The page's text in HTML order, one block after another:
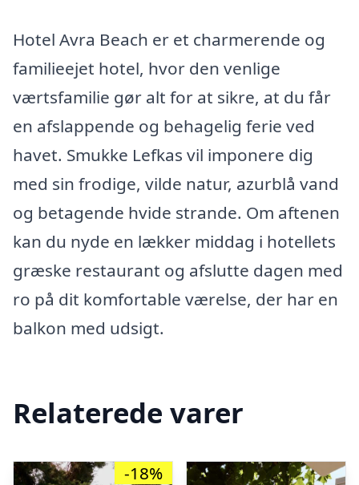
Hotel Avra Beach er et charmerende og
familieejet hotel, hvor den venlige
værtsfamilie gør alt for at sikre, at du får
en afslappende og behagelig ferie ved
havet. Smukke Lefkas vil imponere dig
med sin frodige, vilde natur, azurblå vand
og betagende hvide strande. Om aftenen
kan du nyde en lækker middag i hotellets
græske restaurant og afslutte dagen med
ro på dit komfortable værelse, der har en
balkon med udsigt.
Relaterede varer
-18%